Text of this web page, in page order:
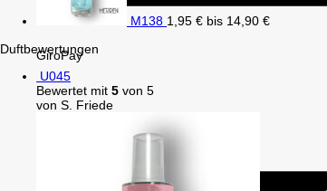
GiroPay
M138 1,95 € bis 14,90 €
Duftbewertungen
U045
Bewertet mit 5 von 5
von S. Friede